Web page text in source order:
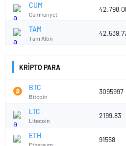
CUM
Cumhuriyet
TAM
Tam Altın
KRİPTO PARA
BTC
Bitcoin
3095997
LTC
Litecoin
2199.83
ETH
Ethereum
91558